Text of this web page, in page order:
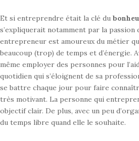
Et si entreprendre était la clé du
s’expliquerait notamment par la passion
entrepreneur est amoureux du métier
beaucoup (trop) de temps et d’énergie.
même employer des personnes pour
quotidien qui s’éloignent de sa
se battre chaque jour pour faire
très motivant. La personne qui
objectif clair. De plus, avec un peu
du temps libre quand elle le souhaite.